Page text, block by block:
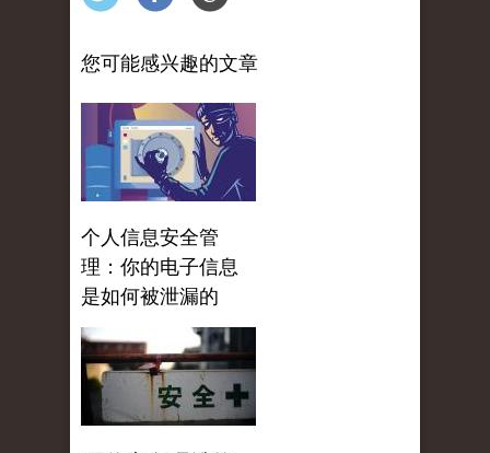
您可能感兴趣的文章
个人信息安全管
理：你的电子信息
是如何被泄漏的